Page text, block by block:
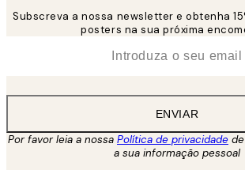
Subscreva a nossa newsletter e obtenha
posters na sua próxima
ENVIAR
Por favor leia a nossa Política de privacidade
a sua informação pessoal